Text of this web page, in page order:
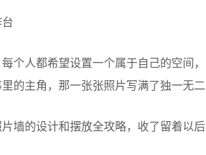
每个人都希望设置一个属于自己的空间
的主角，那一张张照片写满了独一无